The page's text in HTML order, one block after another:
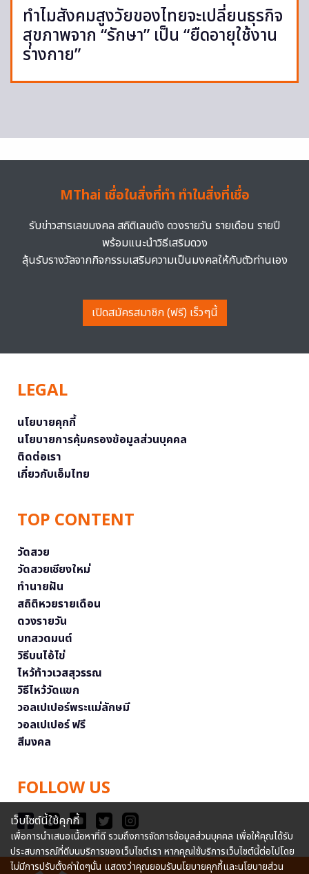
ทำไมสังคมสูงวัยของไทยจะเปลี่ยนธุรกิจ
สุขภาพจาก “รักษา” เป็น “ยืดอายุใช้งาน
ร่างกาย”
MThai เชื่อในสิ่งที่ทำ ทำในสิ่งที่เชื่อ
รับข่าวสารเลขมงคล สถิติเลขดัง ดวงรายวัน รายเดือน รายปี
พร้อมแนะนำวิธีเสริมดวง
ลุ้นรับรางวัลจากกิจกรรมเสริมความเป็นมงคลให้กับตัวท่านเอง
เปิดสมัครสมาชิก (ฟรี) เร็วๆนี้
LEGAL
นโยบายคุกกี้
นโยบายการคุ้มครองข้อมูลส่วนบุคคล
ติดต่อเรา
เกี่ยวกับเอ็มไทย
TOP CONTENT
วัดสวย
วัดสวยเชียงใหม่
ทำนายฝัน
สถิติหวยรายเดือน
ดวงรายวัน
บทสวดมนต์
วิธีบนไอ้ไข่
ไหว้ท้าวเวสสุวรรณ
วิธีไหว้วัดแขก
วอลเปเปอร์พระแม่ลักษมี
วอลเปเปอร์ ฟรี
สีมงคล
FOLLOW US
เว็บไซต์นี้ใช้คุกกี้
เพื่อการนำเสนอเนื้อหาที่ดี รวมถึงการจัดการข้อมูลส่วนบุคคล เพื่อให้คุณได้รับ
ประสบการณ์ที่ดีบนบริการของเว็บไซต์เรา หากคุณใช้บริการเว็บไซต์นี้ต่อไปโดย
ไม่มีการปรับตั้งค่าใดๆนั้น แสดงว่าคุณยอมรับนโยบายคุกกี้และนโยบายส่วน